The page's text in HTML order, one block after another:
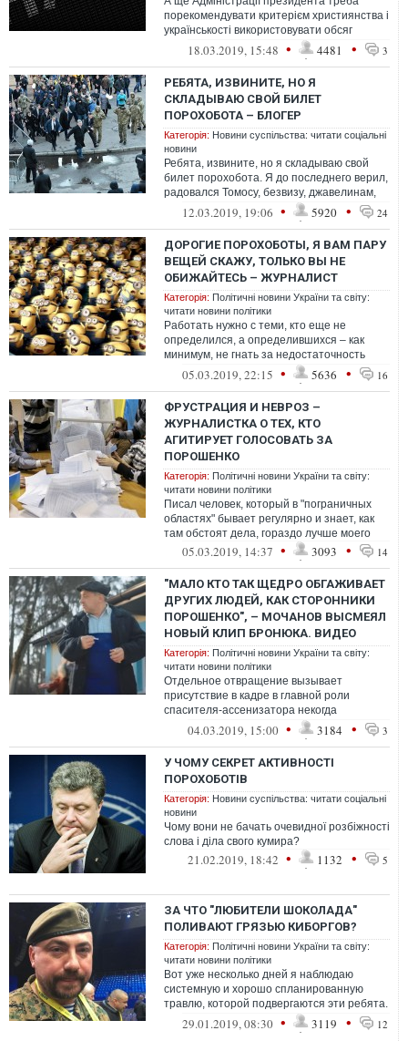
порекомендувати критерієм християнства і
українськості використовувати обсяг
вкрадених грошей та уміння брехати не...
18.03.2019, 15:48 • 4481 • 3
РЕБЯТА, ИЗВИНИТЕ, НО Я
СКЛАДЫВАЮ СВОЙ БИЛЕТ
ПОРОХОБОТА – БЛОГЕР
Категорія: Новини суспільства: читати соціальні
новини
Ребята, извините, но я складываю свой
билет порохобота. Я до последнего верил,
радовался Томосу, безвизу, джавелинам,
новым санкциям... Но это уже пер...
12.03.2019, 19:06 • 5920 • 24
ДОРОГИЕ ПОРОХОБОТЫ, Я ВАМ ПАРУ
ВЕЩЕЙ СКАЖУ, ТОЛЬКО ВЫ НЕ
ОБИЖАЙТЕСЬ – ЖУРНАЛИСТ
Категорія: Політичні новини України та світу:
читати новини політики
Работать нужно с теми, кто еще не
определился, а определившихся – как
минимум, не гнать за недостаточность
апломба. И критику прорабатывать, а не
05.03.2019, 22:15 • 5636 • 16
ФРУСТРАЦИЯ И НЕВРОЗ –
ЖУРНАЛИСТКА О ТЕХ, КТО
АГИТИРУЕТ ГОЛОСОВАТЬ ЗА
ПОРОШЕНКО
Категорія: Політичні новини України та світу:
читати новини політики
Писал человек, который в "пограничных
областях" бывает регулярно и знает, как
там обстоят дела, гораздо лучше моего
05.03.2019, 14:37 • 3093 • 14
"МАЛО КТО ТАК ЩЕДРО ОБГАЖИВАЕТ
ДРУГИХ ЛЮДЕЙ, КАК СТОРОННИКИ
ПОРОШЕНКО", – МОЧАНОВ ВЫСМЕЯЛ
НОВЫЙ КЛИП БРОНЮКА. ВИДЕО
Категорія: Політичні новини України та світу:
читати новини політики
Отдельное отвращение вызывает
присутствие в кадре в главной роли
спасителя-ассенизатора некогда
глубокоуважаемого мною Виктора
Андриенко, долгоносика,...
04.03.2019, 15:00 • 3184 • 3
У ЧОМУ СЕКРЕТ АКТИВНОСТІ
ПОРОХОБОТІВ
Категорія: Новини суспільства: читати соціальні
новини
Чому вони не бачать очевидної розбіжності
слова і діла свого кумира?
21.02.2019, 18:42 • 1132 • 5
ЗА ЧТО "ЛЮБИТЕЛИ ШОКОЛАДА"
ПОЛИВАЮТ ГРЯЗЬЮ КИБОРГОВ?
Категорія: Політичні новини України та світу:
читати новини політики
Вот уже несколько дней я наблюдаю
системную и хорошо спланированную
травлю, которой подвергаются эти ребята.
Любители шоколада всех мастей, с утра до
29.01.2019, 08:30 • 3119 • 12